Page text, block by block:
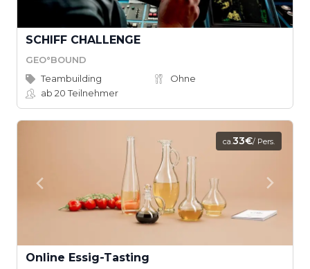
SCHIFF CHALLENGE
GEO°BOUND
Teambuilding
Ohne
ab 20Teilnehmer
ca.33€/ Pers.
Online Essig-Tasting